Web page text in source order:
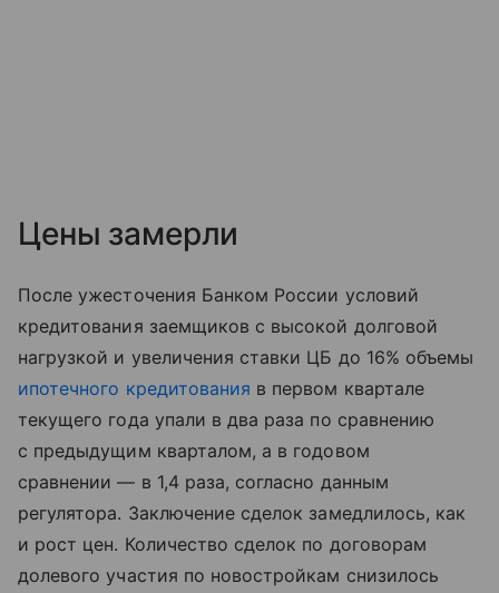
Цены замерли
После ужесточения Банком России условий
кредитования заемщиков с высокой долговой
нагрузкой и увеличения ставки ЦБ до 16% объемы
ипотечного кредитования в первом квартале
текущего года упали в два раза по сравнению
с предыдущим кварталом, а в годовом
сравнении — в 1,4 раза, согласно данным
регулятора. Заключение сделок замедлилось, как
и рост цен. Количество сделок по договорам
долевого участия по новостройкам снизилось